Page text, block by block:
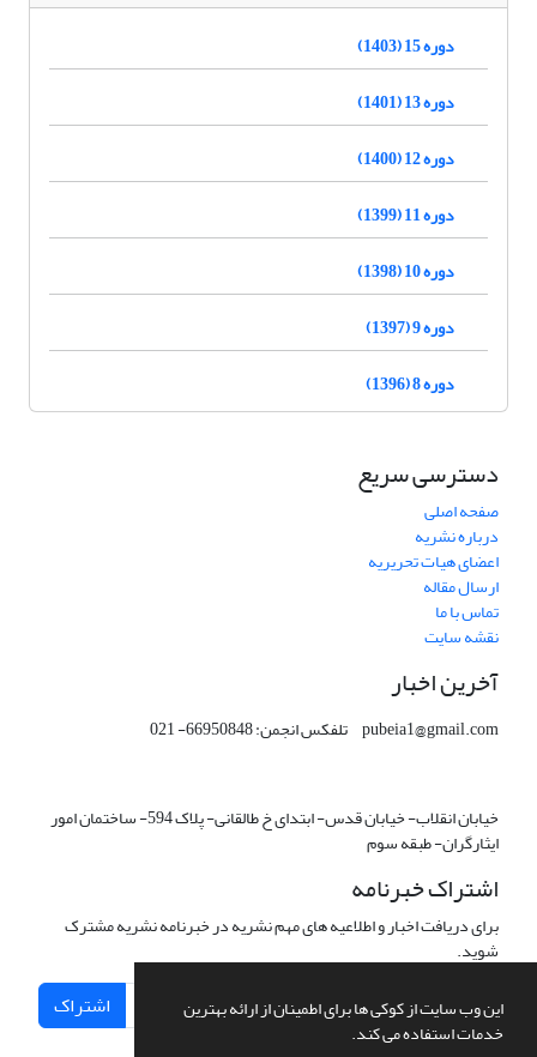
این وب سایت از کوکی ها برای اطمینان از ارائه بهترین
خدمات استفاده می کند.
دوره 15 (1403)
دوره 13 (1401)
دوره 12 (1400)
دوره 11 (1399)
دوره 10 (1398)
دوره 9 (1397)
دوره 8 (1396)
دسترسی سریع
صفحه اصلی
درباره نشریه
اعضای هیات تحریریه
ارسال مقاله
تماس با ما
نقشه سایت
آخرین اخبار
pubeia1@gmail.com تلفکس انجمن: 66950848- 021
خیابان انقلاب- خیابان قدس- ابتدای خ طالقانی- پلاک 594- ساختمان امور
ایثارگران- طبقه سوم
اشتراک خبرنامه
برای دریافت اخبار و اطلاعیه های مهم نشریه در خبرنامه نشریه مشترک
شوید.
اشتراک